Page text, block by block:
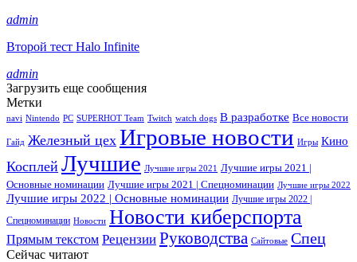
admin
Второй тест Halo Infinite
admin
Загрузить еще сообщения
Метки
navi Nintendo PC SUPERHOT Team Twitch watch dogs В разработке Все новости
Гайд Железный цех Игровые новости Игры Кино
Косплей Лучшие Лучшие игры 2021
Лучшие игры 2021 |
Основные номинации Лучшие игры 2021 | Спецноминации Лучшие игры 2022
Лучшие игры 2022 | Основные номинации Лучшие игры 2022 |
Спецноминации Новости Новости киберспорта
Прямым текстом Рецензии Руководства Сайтовые Спец
Сейчас читают